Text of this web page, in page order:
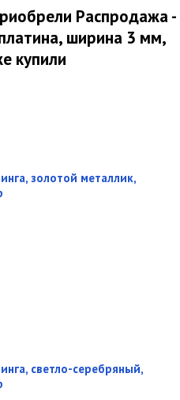
Распродажа -
ширина 3 мм,
купили
золотой металлик,
светло-серебряный,